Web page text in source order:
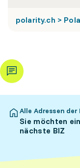
polarity.ch >
Alle Adressen der
Sie möchten
nächste BIZ